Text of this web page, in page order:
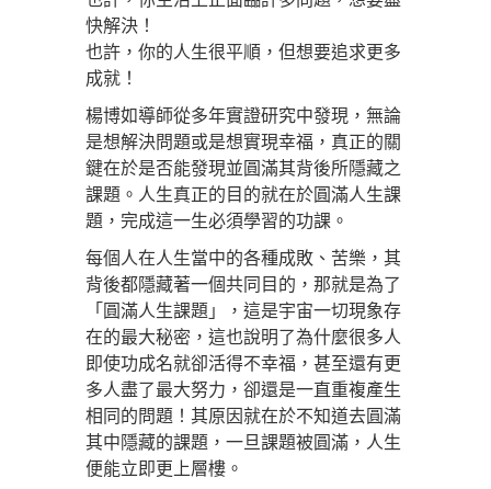
快解決！
也許，你的人生很平順，但想要追求更多
成就！
楊博如導師從多年實證研究中發現，無論
是想解決問題或是想實現幸福，真正的關
鍵在於是否能發現並圓滿其背後所隱藏之
課題。人生真正的目的就在於圓滿人生課
題，完成這一生必須學習的功課。
每個人在人生當中的各種成敗、苦樂，其
背後都隱藏著一個共同目的，那就是為了
「圓滿人生課題」，這是宇宙一切現象存
在的最大秘密，這也說明了為什麼很多人
即使功成名就卻活得不幸福，甚至還有更
多人盡了最大努力，卻還是一直重複產生
相同的問題！其原因就在於不知道去圓滿
其中隱藏的課題，一旦課題被圓滿，人生
便能立即更上層樓。